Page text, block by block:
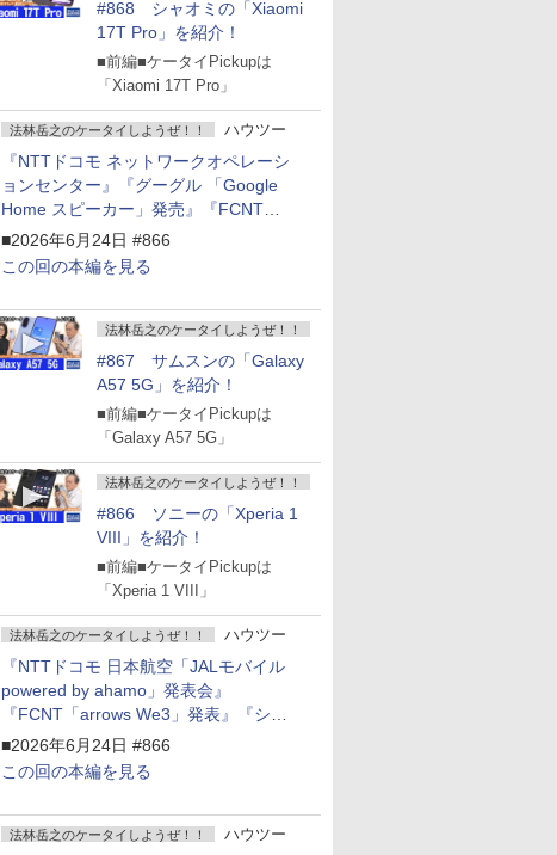
#868 シャオミの「Xiaomi
17T Pro」を紹介！
■前編■ケータイPickupは
「Xiaomi 17T Pro」
法林岳之のケータイしようぜ！！ ハウツー
『NTTドコモ ネットワークオペレーシ
ョンセンター』『グーグル 「Google
Home スピーカー」発売』『FCNT
「arrows Alpha2」発表』『KDDI
「povo2.0」サービス説明会』
■2026年6月24日 #866
この回の本編を見る
法林岳之のケータイしようぜ！！
#867 サムスンの「Galaxy
A57 5G」を紹介！
■前編■ケータイPickupは
「Galaxy A57 5G」
法林岳之のケータイしようぜ！！
#866 ソニーの「Xperia 1
VIII」を紹介！
■前編■ケータイPickupは
「Xperia 1 VIII」
法林岳之のケータイしようぜ！！ ハウツー
『NTTドコモ 日本航空「JALモバイル
powered by ahamo」発表会』
『FCNT「arrows We3」発表』『シャ
ープ 新製品発表会』
■2026年6月24日 #866
この回の本編を見る
法林岳之のケータイしようぜ！！ ハウツー